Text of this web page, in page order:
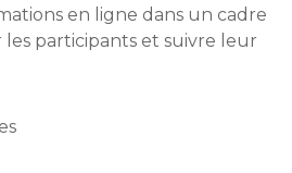
formations
en ligne dans un cadre
participants et suivre leur